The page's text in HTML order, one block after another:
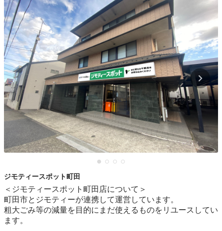
ジモティースポット町田
＜ジモティースポット町田店について＞
町田市とジモティーが連携して運営しています。
粗⼤ごみ等の減量を⽬的にまだ使えるものをリユースしてい
ます。